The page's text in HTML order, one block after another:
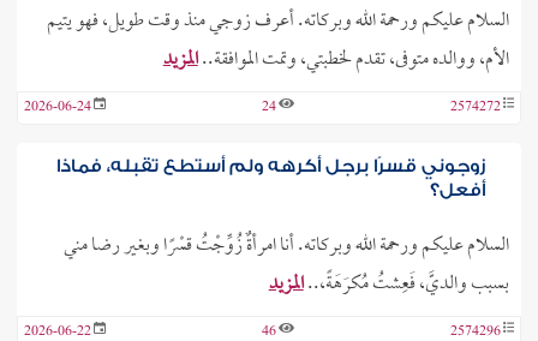
السلام عليكم ورحمة الله وبركاته. أعرف زوجي منذ وقت طويل، فهو يتيم
الأم، ووالده متوفى، تقدم لخطبتي، وتمت الموافقة..المزيد
2574272
24
2026-06-24
زوجوني قسرًا برجل أكرهه ولم أستطع تقبله، فماذا
أفعل؟
السلام عليكم ورحمة الله وبركاته. أنا امرأةٌ زُوِّجْتُ قسْرًا وبغير رضا مني
بسبب والديَّ، فَعِشتُ مُكرَهَةً،..المزيد
2574296
46
2026-06-22